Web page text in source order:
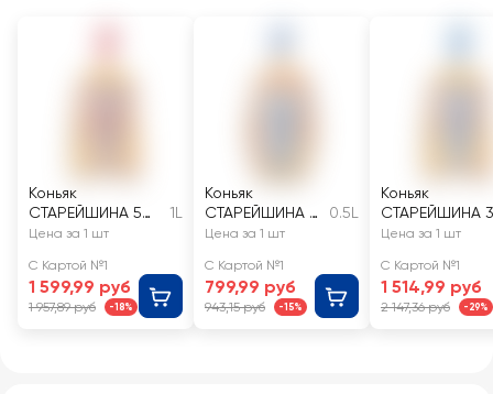
Коньяк
СТАРЕЙШИНА 5
лет 40%
1L
Цена за 1 шт
С Картой №1
1 599,99 руб
1 957,89 руб -18%
Коньяк
СТАРЕЙШИНА 3
года 40%
0.5L
Цена за 1 шт
С Картой №1
799,99 руб
943,15 руб -15%
Коньяк
СТАРЕЙШИНА 3
года 40%
Цена за 1 шт
С Картой №1
1 514,99 руб
2 147,36 руб -29%